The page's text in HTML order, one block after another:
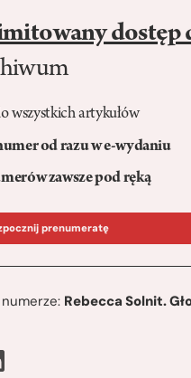
dostęp
wszystkich artykułów
od razu w e-wydaniu
zawsze pod ręką
prenumeratę
Rebecca Solnit.